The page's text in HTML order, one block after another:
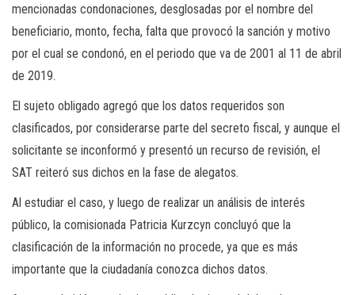
mencionadas condonaciones, desglosadas por el nombre del
beneficiario, monto, fecha, falta que provocó la sanción y motivo
por el cual se condonó, en el periodo que va de 2001 al 11 de abril
de 2019.
El sujeto obligado agregó que los datos requeridos son
clasificados, por considerarse parte del secreto fiscal, y aunque el
solicitante se inconformó y presentó un recurso de revisión, el
SAT reiteró sus dichos en la fase de alegatos.
Al estudiar el caso, y luego de realizar un análisis de interés
público, la comisionada Patricia Kurzcyn concluyó que la
clasificación de la información no procede, ya que es más
importante que la ciudadanía conozca dichos datos.